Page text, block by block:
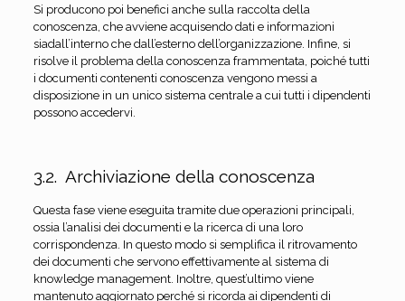
Si producono poi benefici anche sulla raccolta della
conoscenza, che avviene acquisendo dati e informazioni
siadall’interno che dall’esterno dell’organizzazione. Infine, si
risolve il problema della conoscenza frammentata, poiché tutti
i documenti contenenti conoscenza vengono messi a
disposizione in un unico sistema centrale a cui tutti i dipendenti
possono accedervi.
3.2. Archiviazione della conoscenza
Questa fase viene eseguita tramite due operazioni principali,
ossia l’analisi dei documenti e la ricerca di una loro
corrispondenza. In questo modo si semplifica il ritrovamento
dei documenti che servono effettivamente al sistema di
knowledge management. Inoltre, quest’ultimo viene
mantenuto aggiornato perché si ricorda ai dipendenti di